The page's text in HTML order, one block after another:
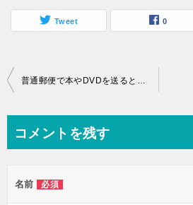
Tweet 0
投
ビ
ー
普通郵便で本やDVDを送るときの料金は重さや厚みの制限で変わる
コメントを残す
名前 必須